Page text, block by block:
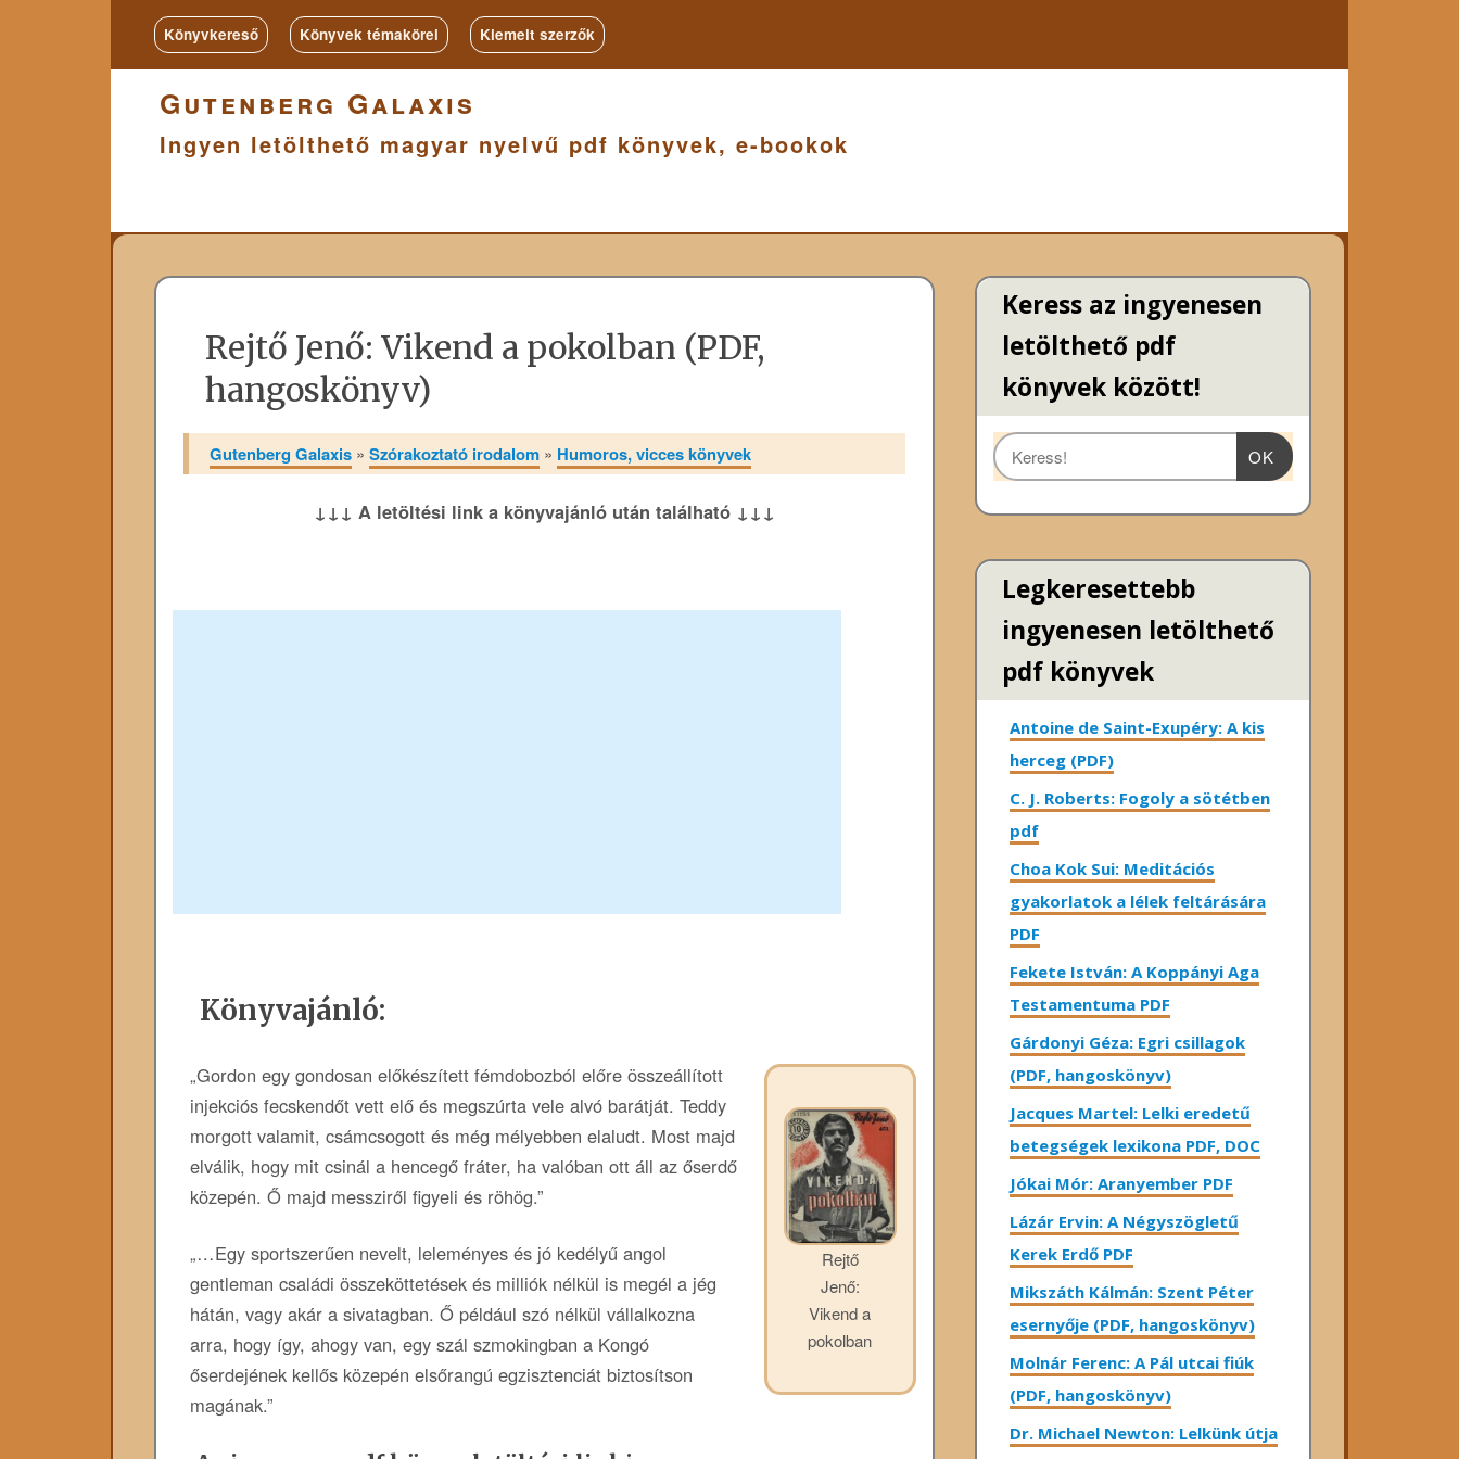
Könyvkereső Könyvek témakörei Kiemelt szerzők
Gutenberg Galaxis
Ingyen letölthető magyar nyelvű pdf könyvek, e-bookok
Rejtő Jenő: Vikend a pokolban (PDF,
hangoskönyv)
Gutenberg Galaxis »Szórakoztató irodalom » Humoros, vicces könyvek
↓↓↓ A letöltési link a könyvajánló után található ↓↓↓
Könyvajánló:
Rejtő
Jenő:
Vikend a
pokolban
„Gordon egy gondosan előkészített fémdobozból előre összeállított
injekciós fecskendőt vett elő és megszúrta vele alvó barátját. Teddy
morgott valamit, csámcsogott és még mélyebben elaludt. Most majd
elválik, hogy mit csinál a hencegő fráter, ha valóban ott áll az őserdő
közepén. Ő majd messziről figyeli és röhög.”
„…Egy sportszerűen nevelt, leleményes és jó kedélyű angol
gentleman családi összeköttetések és milliók nélkül is megél a jég
hátán, vagy akár a sivatagban. Ő például szó nélkül vállalkozna
arra, hogy így, ahogy van, egy szál szmokingban a Kongó
őserdejének kellős közepén elsőrangú egzisztenciát biztosítson
magának.”
Keress az ingyenesen
letölthető pdf
könyvek között!
OK
Legkeresettebb
ingyenesen letölthető
pdf könyvek
Antoine de Saint-Exupéry: A kis
herceg (PDF)
C. J. Roberts: Fogoly a sötétben
pdf
Choa Kok Sui: Meditációs
gyakorlatok a lélek feltárására
PDF
Fekete István: A Koppányi Aga
Testamentuma PDF
Gárdonyi Géza: Egri csillagok
(PDF, hangoskönyv)
Jacques Martel: Lelki eredetű
betegségek lexikona PDF, DOC
Jókai Mór: Aranyember PDF
Lázár Ervin: A Négyszögletű
Kerek Erdő PDF
Mikszáth Kálmán: Szent Péter
esernyője (PDF, hangoskönyv)
Molnár Ferenc: A Pál utcai fiúk
(PDF, hangoskönyv)
Dr. Michael Newton: Lelkünk útja